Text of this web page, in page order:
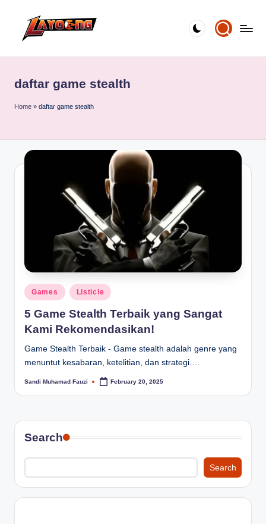
daftar game stealth
Home » daftar game stealth
Posted
in
Games Listicle
5 Game Stealth Terbaik yang Sangat
Kami Rekomendasikan!
Game Stealth Terbaik - Game stealth adalah genre yang
menuntut kesabaran, ketelitian, dan strategi.…
Posted
Sandi Muhamad Fauzi February 20, 2025
Search
Search